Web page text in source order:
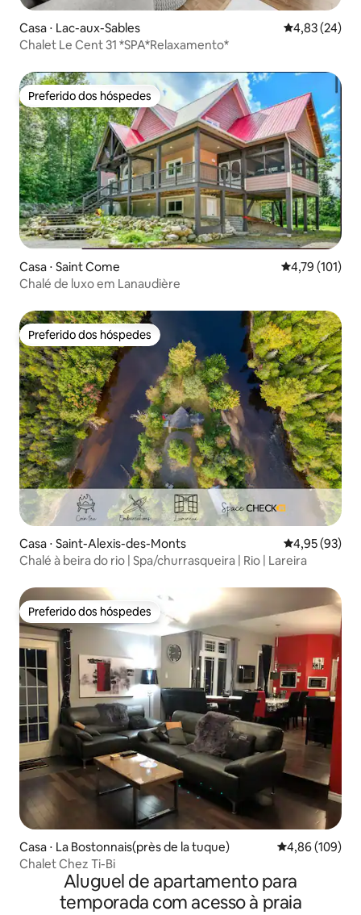
Casa ⋅ Lac-aux-Sables 4,83 de uma
4,83 (24)
Chalet Le Cent 31 *SPA*Relaxamento*
Preferido dos hóspedes
Preferido dos hóspedes
Casa ⋅ Saint Come 4,79 de uma
4,79 (101)
Chalé de luxo em Lanaudière
Preferido dos hóspedes
Preferido dos hóspedes
Casa ⋅ Saint-Alexis-des-Monts 4,95 de uma
4,95 (93)
Chalé à beira do rio | Spa/churrasqueira | Rio | Lareira
Preferido dos hóspedes
Preferido dos hóspedes
Casa ⋅ La Bostonnais(près de la tuque) 4,86 de uma
4,86 (109)
Chalet Chez Ti-Bi
Aluguel de apartamento para
temporada com acesso à praia